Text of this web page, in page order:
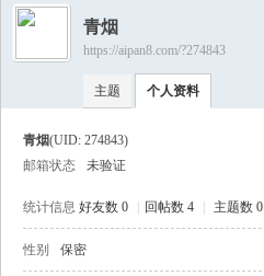
爱盘›
青烟
https://aipan8.com/?274843
主题 个人资料
青烟(UID: 274843)
邮箱状态
未验证
统计信息 好友数 0 回帖数 4 主题数 0
性别 保密